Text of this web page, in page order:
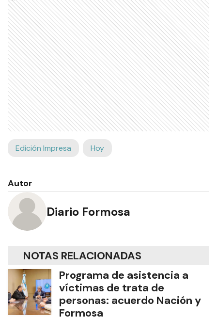
Edición Impresa Hoy
Autor
Diario Formosa
NOTAS RELACIONADAS
Programa de asistencia a
víctimas de trata de
personas: acuerdo Nación y
Formosa